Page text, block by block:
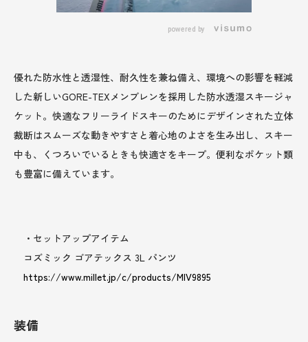
powered by
優れた防水性と透湿性、耐久性を兼ね備え、環境への影響を軽減
した新しいGORE-TEXメンブレンを採用した防水透湿スキージャ
ケット。快適なフリーライドスキーのためにデザインされた立体
裁断はスムーズな動きやすさと着心地のよさを生み出し、スキー
中も、くつろいでいるときも快適さをキープ。便利なポケット類
も豊富に備えています。
・セットアップアイテム
コズミック ゴアテックス 3L パンツ
https://www.millet.jp/c/products/MIV9895
装備